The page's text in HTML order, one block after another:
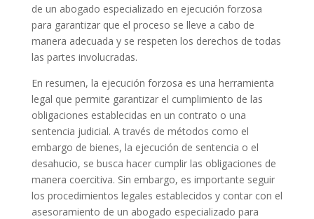
de un abogado especializado en ejecución forzosa
para garantizar que el proceso se lleve a cabo de
manera adecuada y se respeten los derechos de todas
las partes involucradas.
En resumen, la ejecución forzosa es una herramienta
legal que permite garantizar el cumplimiento de las
obligaciones establecidas en un contrato o una
sentencia judicial. A través de métodos como el
embargo de bienes, la ejecución de sentencia o el
desahucio, se busca hacer cumplir las obligaciones de
manera coercitiva. Sin embargo, es importante seguir
los procedimientos legales establecidos y contar con el
asesoramiento de un abogado especializado para